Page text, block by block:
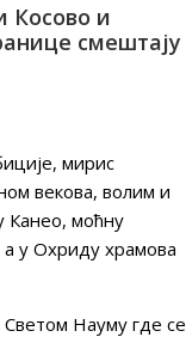
Косово и
смештају
мирис
векова, волим и
Канео, моћну
у Охриду храмова
Светом Науму где се